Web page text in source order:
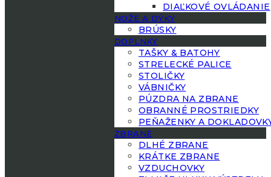
DIAĽKOVÉ OVLÁDANIE
NOŽE A DÝKY
BRÚSKY
DOPLNKY
TAŠKY & BATOHY
STRELECKÉ PALICE
STOLIČKY
VÁBNIČKY
PÚZDRA NA ZBRANE
OBRANNÉ PROSTRIEDKY
PEŇAŽENKY A
ZBRANE
DLHÉ ZBRANE
KRÁTKE ZBRANE
VZDUCHOVKY